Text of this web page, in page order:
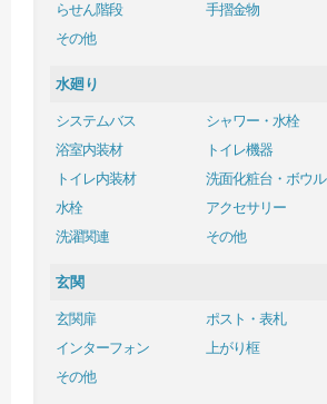
らせん階段
手摺金物
その他
水廻り
システムバス
シャワー・水栓
浴室内装材
トイレ機器
トイレ内装材
洗面化粧台・ボウル
水栓
アクセサリー
洗濯関連
その他
玄関
玄関扉
ポスト・表札
インターフォン
上がり框
その他